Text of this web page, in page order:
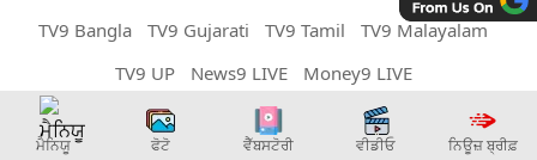
TV9 Bangla
TV9 Gujarati TV9 Tamil
TV9 Malayalam
TV9 UP
News9 LIVE Money9 LIVE
Copyright © 2026 TV9 Punjabi. All Rights Reserved.
ਮੈਨਿਯੂ
ਫੋਟੋ ਵੈੱਬਸਟੋਰੀ ਵੀਡੀਓ ਨਿਊਜ਼ ਬ੍ਰੀਫ਼